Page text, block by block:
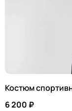
Костюм
6 200 ₽